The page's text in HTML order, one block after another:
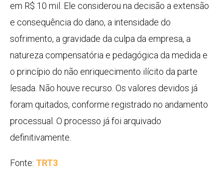
em R$ 10 mil. Ele considerou na decisão a extensão
e consequência do dano, a intensidade do
sofrimento, a gravidade da culpa da empresa, a
natureza compensatória e pedagógica da medida e
o princípio do não enriquecimento ilícito da parte
lesada. Não houve recurso. Os valores devidos já
foram quitados, conforme registrado no andamento
processual. O processo já foi arquivado
definitivamente.
Fonte: TRT3